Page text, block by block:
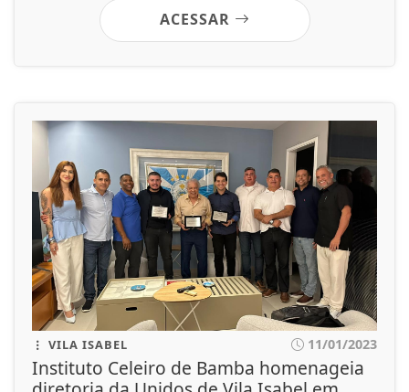
ACESSAR
VILA ISABEL 11/01/2023
Instituto Celeiro de Bamba homenageia